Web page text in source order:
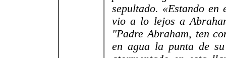
sepultado. «Estando
vio a lo lejos a
"Padre Abraham, ten
en agua la punta de